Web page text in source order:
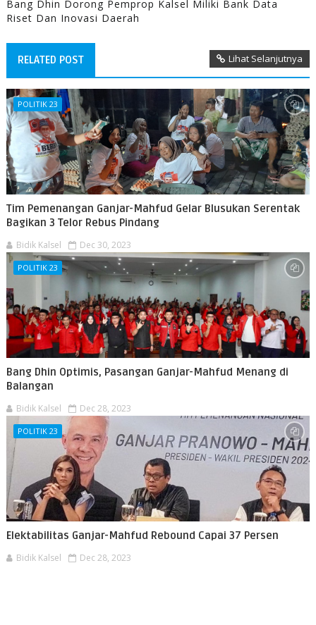
Bang Dhin Dorong Pemprop Kalsel Miliki Bank Data
Riset Dan Inovasi Daerah
RELATED POST Lihat Selanjutnya
POLITIK 23
Tim Pemenangan Ganjar-Mahfud Gelar Blusukan Serentak
Bagikan 3 Telor Rebus Pindang
Bidik Kalsel Dec 30, 2023
POLITIK 23
Bang Dhin Optimis, Pasangan Ganjar-Mahfud Menang di
Balangan
Bidik Kalsel Dec 28, 2023
POLITIK 23
Elektabilitas Ganjar-Mahfud Rebound Capai 37 Persen
Bidik Kalsel Dec 28, 2023